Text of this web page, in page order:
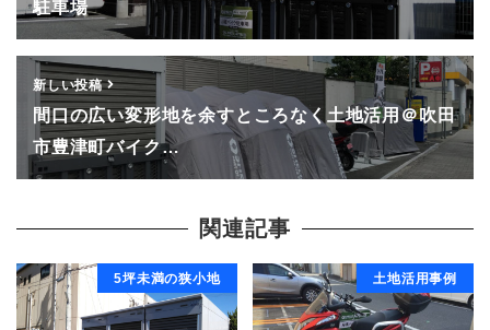
駐車場
新しい投稿
間口の広い変形地を余すところなく土地活用＠吹田
市豊津町バイク…
関連記事
5坪未満の狭小地 土地活用事例